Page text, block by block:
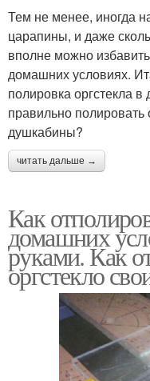
Тем не менее, иногда
царапины, и даже
вполне можно
домашних условиях.
полировка оргстекла
правильно
душкабины?
читать дальше →
Как
домашних
руками. Как
оргстекло